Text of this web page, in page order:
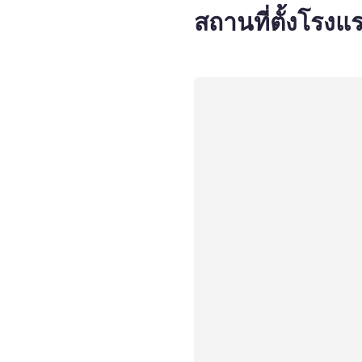
สถานที่ตั้งโรงแ